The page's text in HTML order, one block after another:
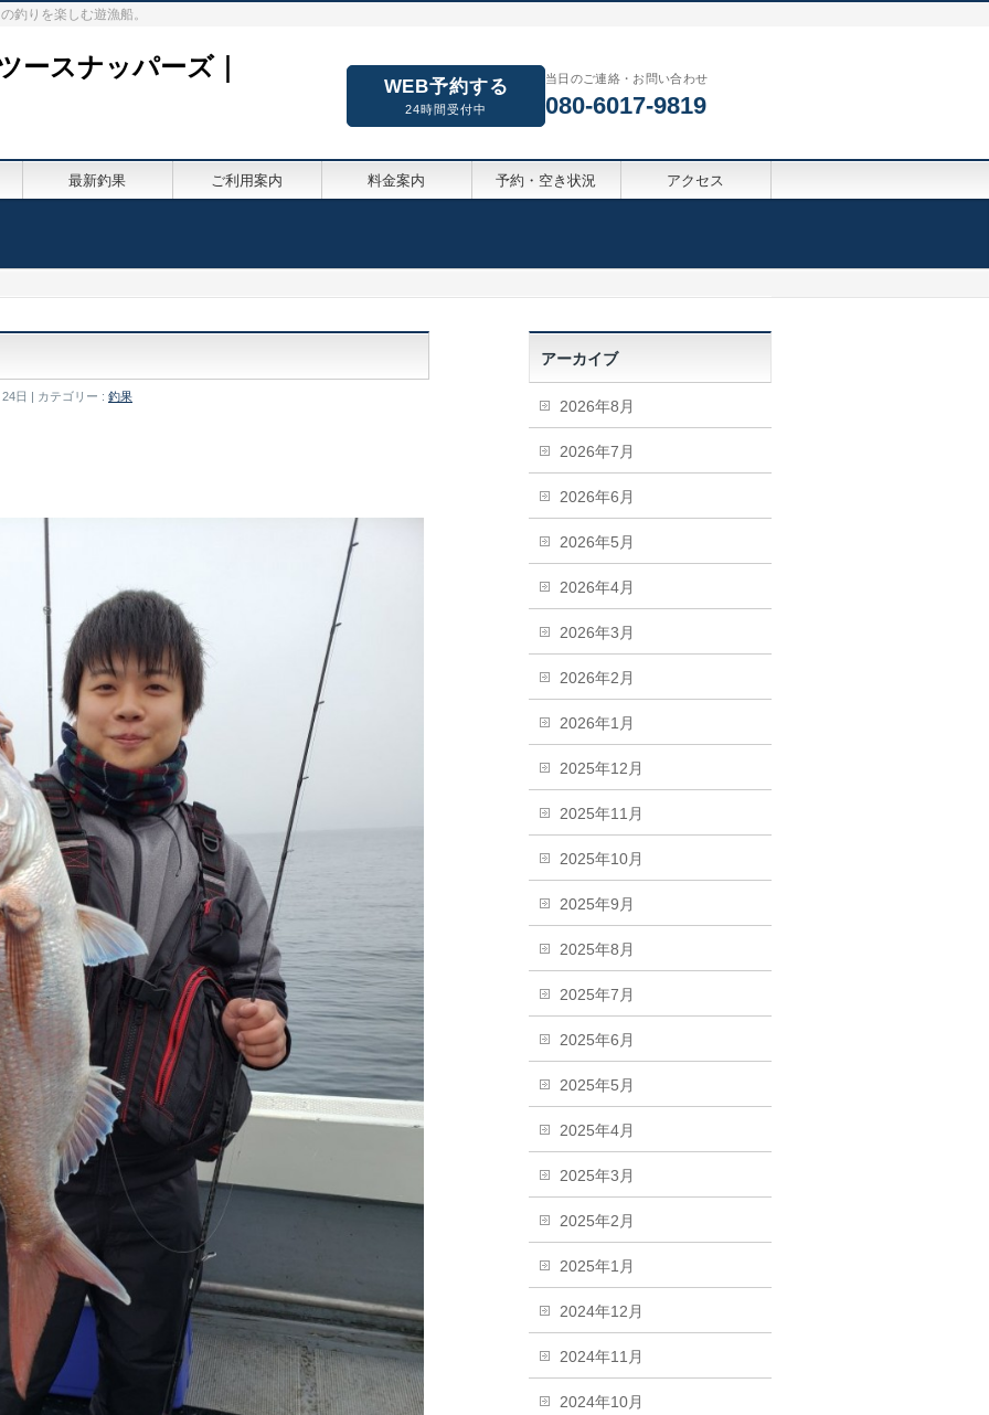
釣りを楽しむ遊漁船。
ースナッパーズ｜
WEB予約する
24時間受付中
当日のご連絡・お問い合わせ
080-6017-9819
最新釣果 ご利用案内 料金案内 予約・空き状況 アクセス
日 カテゴリー : 釣果
アーカイブ
2026年8月
2026年7月
2026年6月
2026年5月
2026年4月
2026年3月
2026年2月
2026年1月
2025年12月
2025年11月
2025年10月
2025年9月
2025年8月
2025年7月
2025年6月
2025年5月
2025年4月
2025年3月
2025年2月
2025年1月
2024年12月
2024年11月
2024年10月